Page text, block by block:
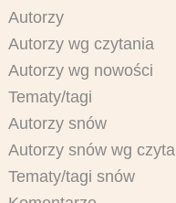
Autorzy
Autorzy wg czytania
Autorzy wg nowości
Tematy/tagi
Autorzy snów
Autorzy snów wg
Tematy/tagi snów